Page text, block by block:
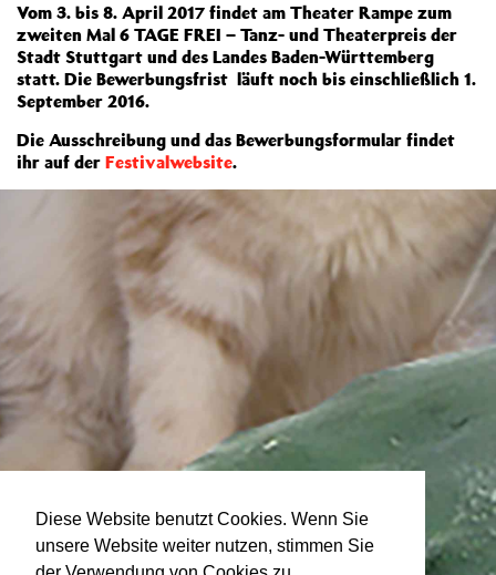
Diese Website benutzt Cookies. Wenn Sie
unsere Website weiter nutzen, stimmen Sie
Vom 3. bis 8. April 2017 findet am Theater Rampe zum
zweiten Mal 6 TAGE FREI – Tanz- und Theaterpreis der
Stadt Stuttgart und des Landes Baden-Württemberg
statt. Die Bewerbungsfrist läuft noch bis einschließlich 1.
September 2016.
Die Ausschreibung und das Bewerbungsformular findet
ihr auf der Festivalwebsite.